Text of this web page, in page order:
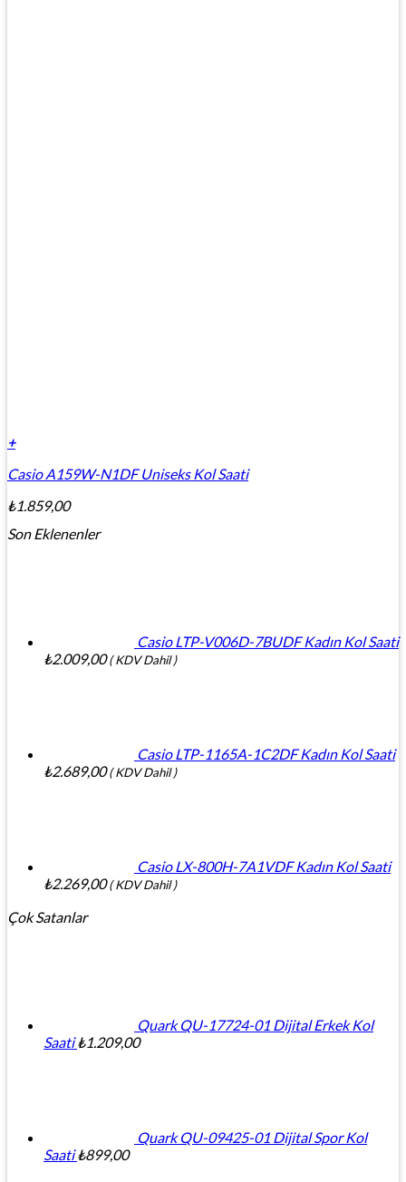
+
Casio A159W-N1DF Uniseks Kol Saati
₺1.859,00
Son Eklenenler
Casio LTP-V006D-7BUDF Kadın Kol Saati
₺2.009,00 ( KDV Dahil )
Casio LTP-1165A-1C2DF Kadın Kol Saati
₺2.689,00 ( KDV Dahil )
Casio LX-800H-7A1VDF Kadın Kol Saati
₺2.269,00 ( KDV Dahil )
Çok Satanlar
Quark QU-17724-01 Dijital Erkek Kol
Saati ₺1.209,00
Quark QU-09425-01 Dijital Spor Kol
Saati ₺899,00